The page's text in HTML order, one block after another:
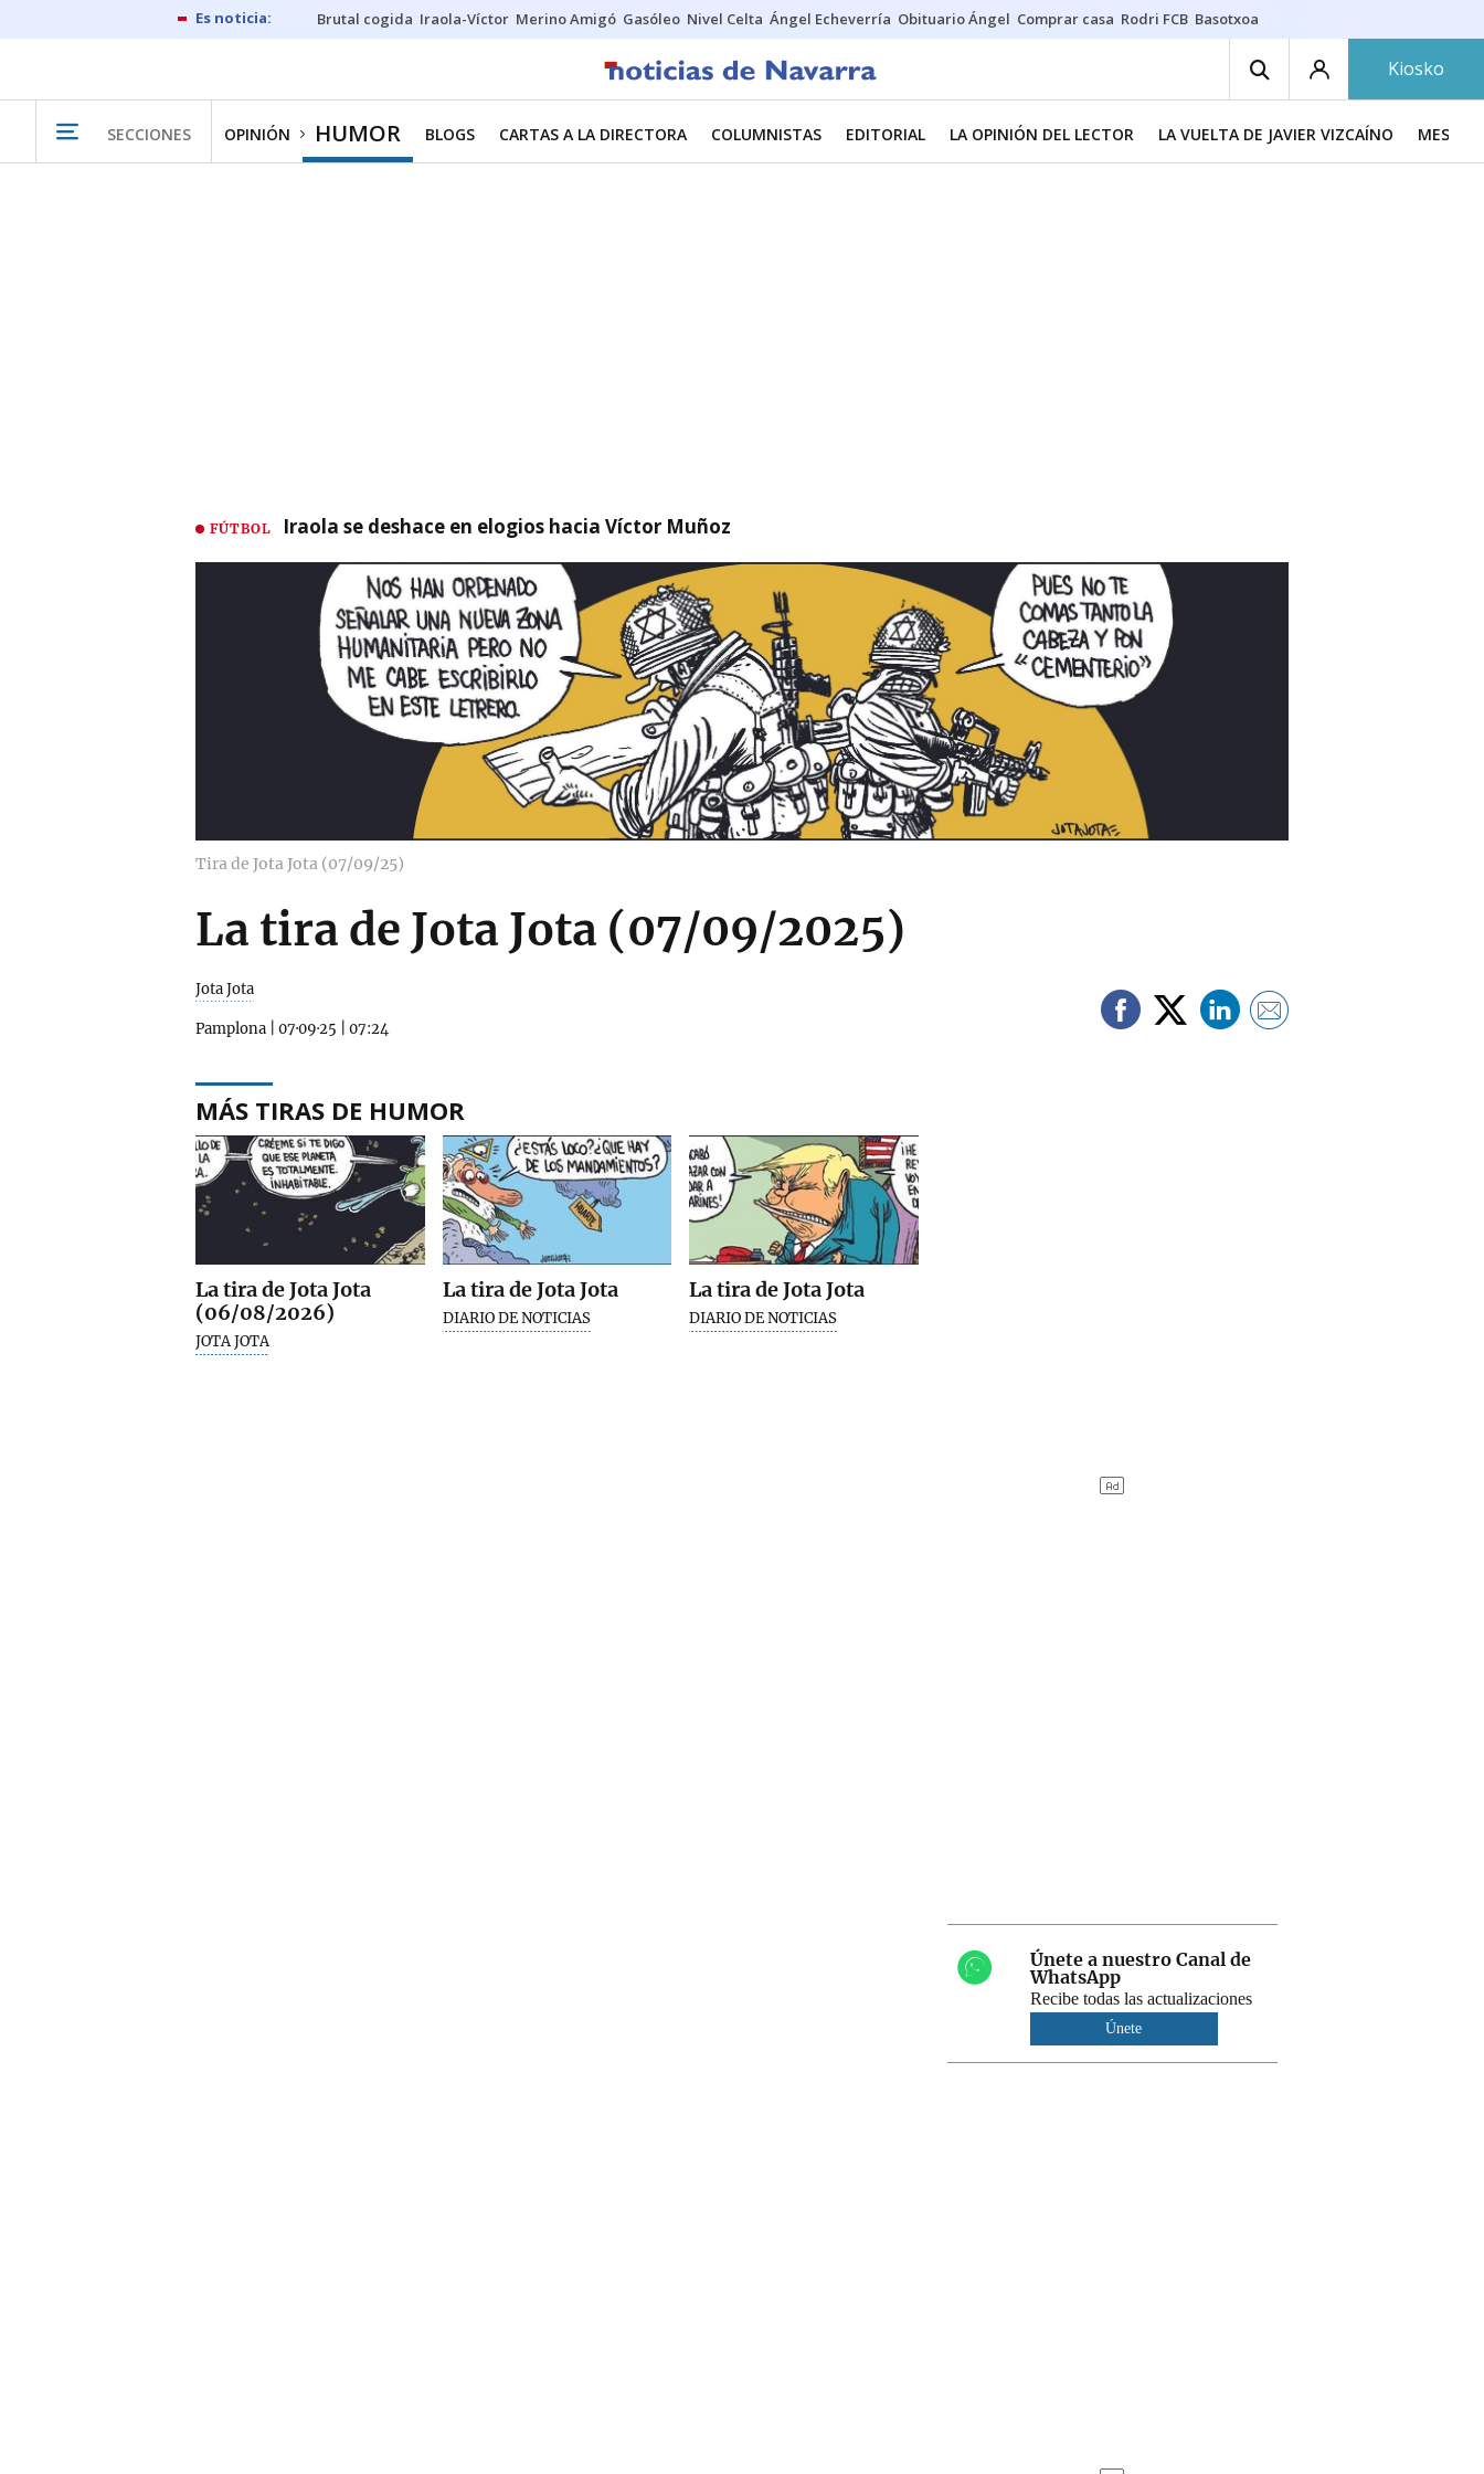
Brutal cogida Iraola-Víctor Merino Amigó Gasóleo Nivel Celta Ángel Echeverría Obituario Ángel Comprar casa Rodri FCB Basotxoa
Kiosko
SECCIONES OPINIÓN HUMOR BLOGS CARTAS A LA DIRECTORA COLUMNISTAS EDITORIAL LA OPINIÓN DEL LECTOR LA VUELTA DE JAVIER VIZCAÍNO MESA
FÚTBOL Iraola se deshace en elogios hacia Víctor Muñoz
Tira de Jota Jota (07/09/25)
La tira de Jota Jota (07/09/2025)
Jota Jota
Pamplona 07·09·25 07:24
MÁS TIRAS DE HUMOR
La tira de Jota Jota
(06/08/2026)
JOTA JOTA
La tira de Jota Jota
DIARIO DE NOTICIAS
La tira de Jota Jota
DIARIO DE NOTICIAS
Únete a nuestro Canal de
WhatsApp
Recibe todas las actualizaciones
Únete